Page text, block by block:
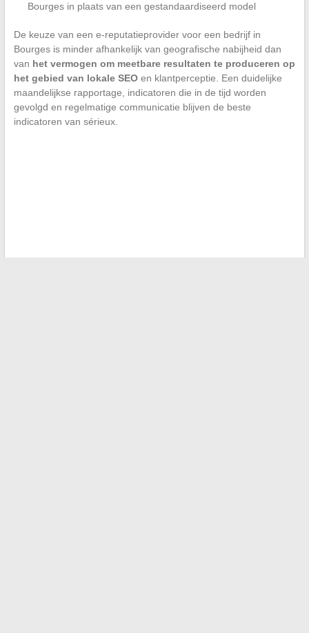
Bourges in plaats van een gestandaardiseerd model
De keuze van een e-reputatieprovider voor een bedrijf in
Bourges is minder afhankelijk van geografische nabijheid dan
van het vermogen om meetbare resultaten te produceren op
het gebied van lokale SEOen klantperceptie. Een duidelijke
maandelijkse rapportage, indicatoren die in de tijd worden
gevolgd en regelmatige communicatie blijven de beste
indicatoren van sérieux.